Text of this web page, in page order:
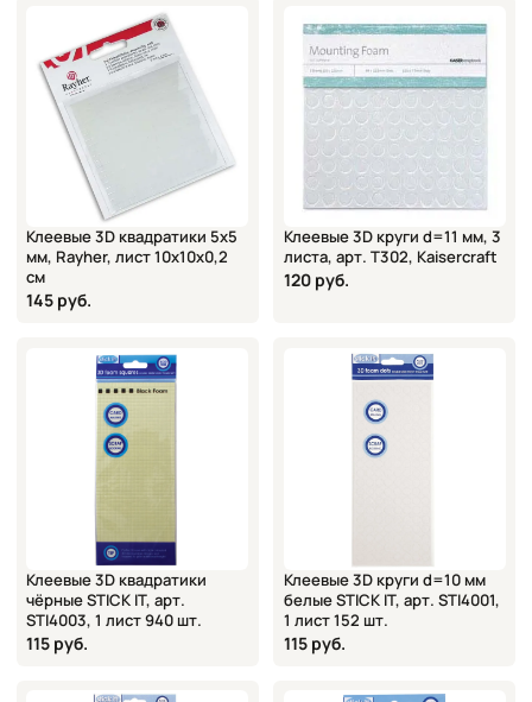
Клеевые 3D квадратики 5х5
мм, Rayher, лист 10х10х0,2
см
145 руб.
Клеевые 3D круги d=11 мм, 3
листа, арт. T302, Kaisercraft
120 руб.
Клеевые 3D квадратики
чёрные STICK IT, арт.
STI4003, 1 лист 940 шт.
115 руб.
Клеевые 3D круги d=10 мм
белые STICK IT, арт. STI4001,
1 лист 152 шт.
115 руб.